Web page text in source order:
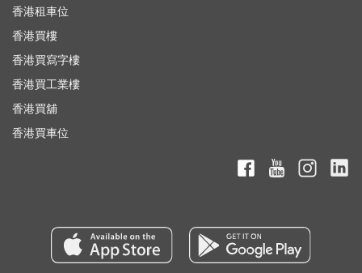
香港租車位
香港買樓
香港買寫字樓
香港買工業樓
香港買舖
香港買車位